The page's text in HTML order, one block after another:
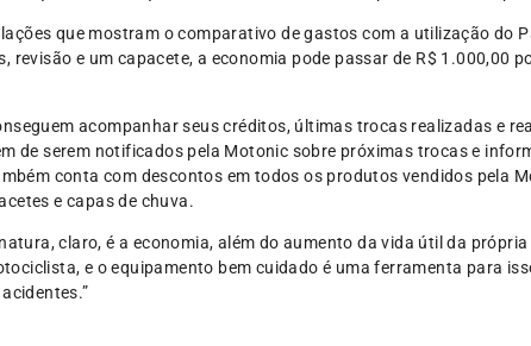
que mostram o comparativo de gastos com a utilização do
e um capacete, a economia pode passar de R$ 1.000,00
acompanhar seus créditos, últimas trocas realizadas e
de serem notificados pela Motonic sobre próximas trocas e
conta com descontos em todos os produtos vendidos pela
e capas de chuva.
claro, é a economia, além do aumento da vida útil da própria
e o equipamento bem cuidado é uma ferramenta para